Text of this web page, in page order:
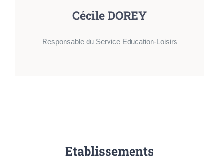
Cécile DOREY
Responsable du Service Education-Loisirs
Etablissements